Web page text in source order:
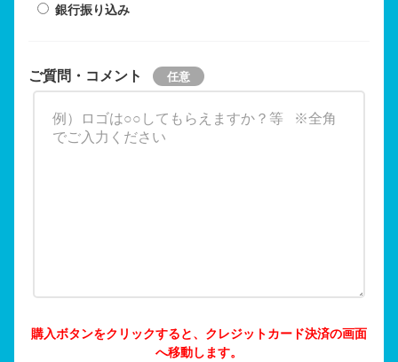
銀行振り込み
ご質問・コメント
購入ボタンをクリックすると、クレジットカード決済の画面
へ移動します。